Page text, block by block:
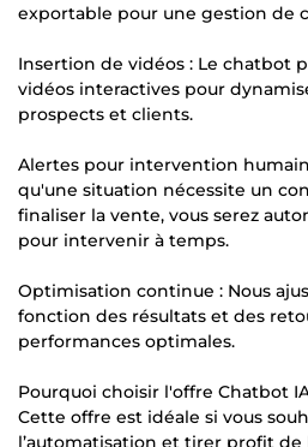
exportable pour une gestion de
Insertion de vidéos : Le chatbot
vidéos interactives pour
prospects et clients.
Alertes pour intervention
qu'une situation nécessite un
finaliser la vente, vous serez
pour intervenir à temps.
Optimisation continue : Nous
fonction des résultats et des
performances optimales.
Pourquoi choisir l'offre Chatbot
Cette offre est idéale si vous
l’automatisation et tirer profit